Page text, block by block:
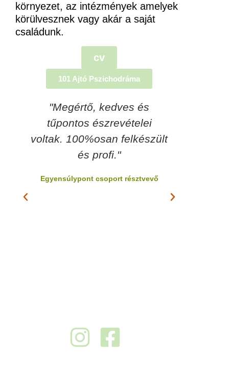
környezet, az intézmények amelyek
körülvesznek vagy akár a saját
családunk.
cv
101 Ajtó Pszichodráma
"Megértő, kedves és
tűpontos észrevételei
voltak. 100%osan felkészült
és profi."
Egyensúlypont csoport résztvevő